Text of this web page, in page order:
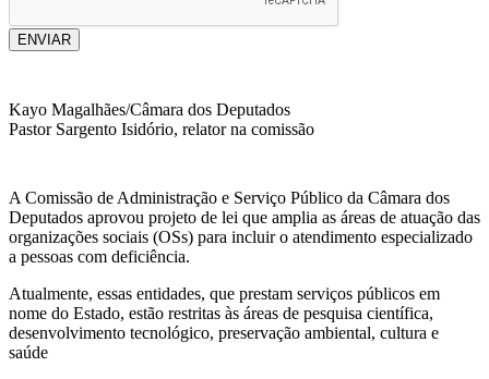
ENVIAR
Kayo Magalhães/Câmara dos Deputados
Pastor Sargento Isidório, relator na comissão
A Comissão de Administração e Serviço Público da Câmara dos
Deputados aprovou projeto de lei que amplia as áreas de atuação das
organizações sociais (OSs) para incluir o atendimento especializado
a pessoas com deficiência.
Atualmente, essas entidades, que prestam serviços públicos em
nome do Estado, estão restritas às áreas de pesquisa científica,
desenvolvimento tecnológico, preservação ambiental, cultura e
saúde